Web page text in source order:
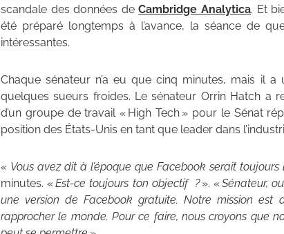
scandale des données deCambridge Analytica. Et
été préparé longtemps à l’avance, la séance de
intéressantes.
Chaque sénateur n’a eu que cinq minutes, mais il
quelques sueurs froides. Le sénateur Orrin Hatch a
d’un groupe de travail « High Tech » pour le Sénat
position des États-Unis en tant que leader dans
« Vous avez dit à l’époque que Facebook serait toujours
minutes. «Est-ce toujours ton objectif ?». «Sénateur,
une version de Facebook gratuite. Notre mission est
rapprocher le monde. Pour ce faire, nous croyons que